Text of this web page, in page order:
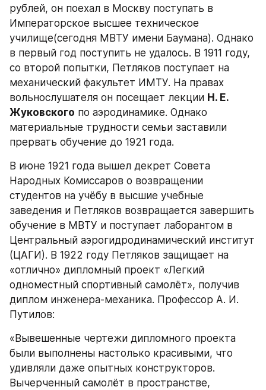
рублей, он поехал в Москву поступать в
Императорское высшее техническое
училище(сегодня МВТУ имени Баумана). Однако
в первый год поступить не удалось. В 1911 году,
со второй попытки, Петляков поступает на
механический факультет ИМТУ. На правах
вольнослушателя он посещает лекции Н. Е.
Жуковского по аэродинамике. Однако
материальные трудности семьи заставили
прервать обучение до 1921 года.
В июне 1921 года вышел декрет Совета
Народных Комиссаров о возвращении
студентов на учёбу в высшие учебные
заведения и Петляков возвращается завершить
обучение в МВТУ и поступает лаборантом в
Центральный аэрогидродинамический институт
(ЦАГИ). В 1922 году Петляков защищает на
«отлично» дипломный проект «Легкий
одноместный спортивный самолёт», получив
диплом инженера-механика. Профессор А. И.
Путилов:
«Вывешенные чертежи дипломного проекта
были выполнены настолько красивыми, что
удивляли даже опытных конструкторов.
Вычерченный самолёт в пространстве,